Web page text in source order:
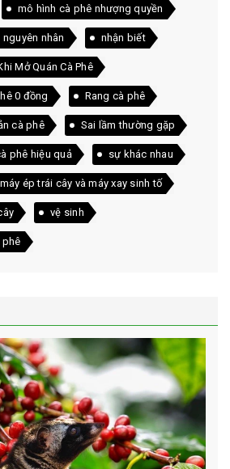
mô hình cà phê nhượng quyền
nguyên nhân nhận biết
Mở Quán Cà Phê
0 đồng Rang cà phê
cà phê Sai lầm thường gặp
phê hiệu quả sự khác nhau
ép trái cây và máy xay sinh tố
vệ sinh
phê